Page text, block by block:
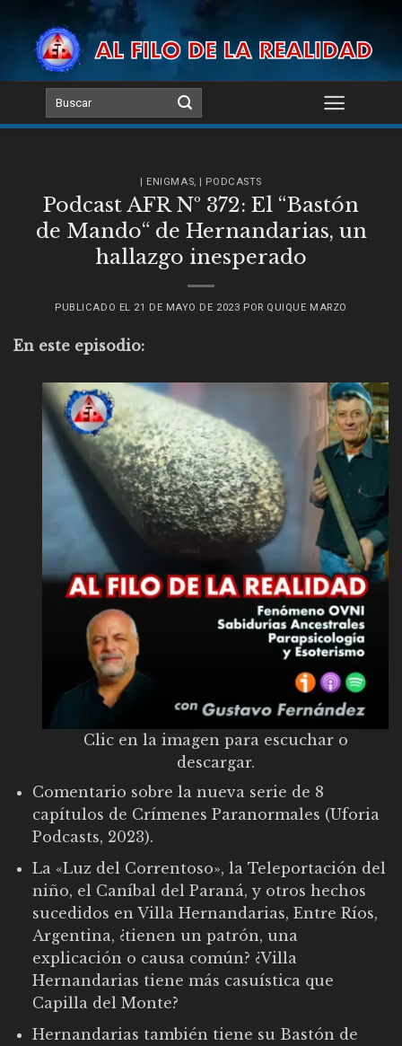
content
| ENIGMAS, | PODCASTS
Podcast AFR Nº 372: El “Bastón
de Mando“ de Hernandarias, un
hallazgo inesperado
PUBLICADO EL 21 DE MAYO DE 2023 POR QUIQUE MARZO
En este episodio:
Clic en la imagen para escuchar o
descargar.
Comentario sobre la nueva serie de 8
capítulos de Crímenes Paranormales (Uforia
Podcasts, 2023).
La «Luz del Correntoso», la Teleportación del
niño, el Caníbal del Paraná, y otros hechos
sucedidos en Villa Hernandarias, Entre Ríos,
Argentina, ¿tienen un patrón, una
explicación o causa común? ¿Villa
Hernandarias tiene más casuística que
Capilla del Monte?
Hernandarias también tiene su Bastón de